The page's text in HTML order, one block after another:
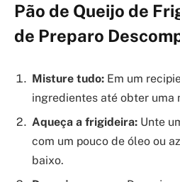
Pão de Queijo de
de Preparo
Misture tudo: Em um
ingredientes até obter uma
Aqueça a frigideira: Unte
com um pouco de óleo ou
baixo.